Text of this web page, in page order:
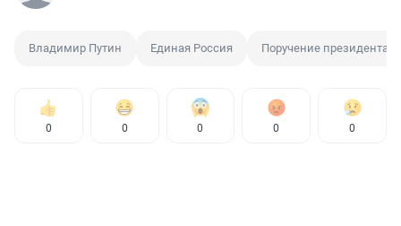
Владимир Путин Единая Россия Поручение президента
0 0 0 0 0